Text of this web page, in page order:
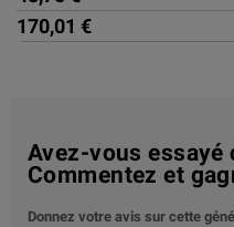
170,01 €
Avez-vous essayé
Commentez et
Donnez votre avis sur cette